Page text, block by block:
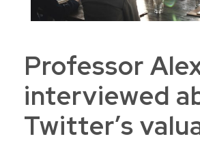
Professor
interviewed
Twitter’s